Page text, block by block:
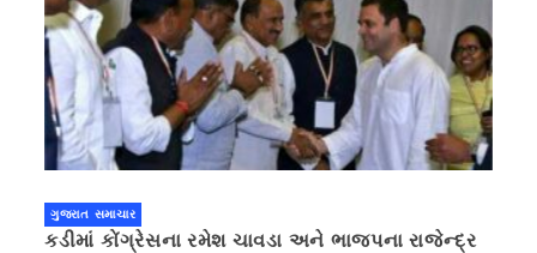
ગુજરાત સમાચાર
કડીમાં કોંગ્રેસના રમેશ ચાવડા અને ભાજપના રાજેન્દ્ર